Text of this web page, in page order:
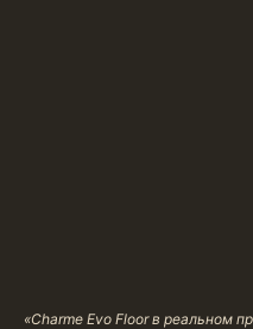
«Charme Evo Floor в реальном